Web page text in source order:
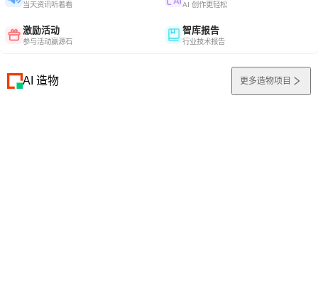
当天资讯听着看 AI 创作更轻松
激励活动
参与活动赢源石
智库报告
行业技术报告
AI 造物 更多造物项目